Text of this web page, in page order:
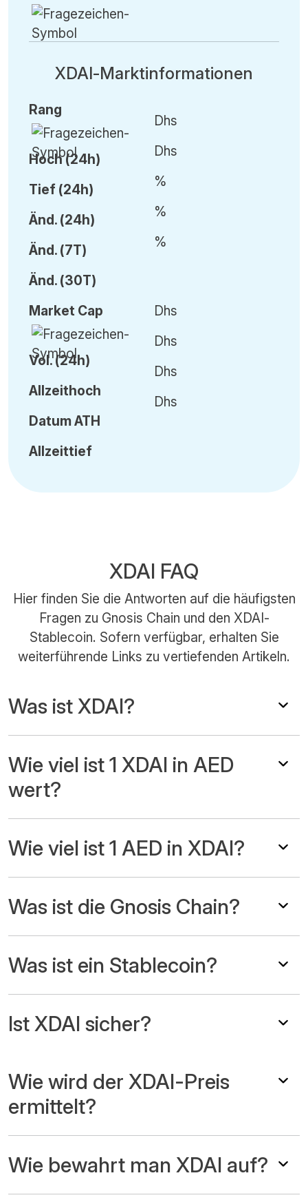
XDAI-Marktinformationen
Rang
Hoch (24h)
Tief (24h)
Änd. (24h)
Änd. (7T)
Änd. (30T)
Dhs
Dhs
%
%
%
Market Cap
Vol.(24h)
Allzeithoch
DatumATH
Allzeittief
Dhs
Dhs
Dhs
Dhs
XDAI FAQ
Hier finden Sie die Antworten auf die häufigsten
Fragen zu Gnosis Chain und den XDAI-
Stablecoin. Sofern verfügbar, erhalten Sie
weiterführende Links zu vertiefenden Artikeln.
Was ist XDAI?
Wie viel ist 1 XDAI in AED
wert?
Wie viel ist 1 AED in XDAI?
Was ist die Gnosis Chain?
Was ist ein Stablecoin?
Ist XDAI sicher?
Wie wird der XDAI-Preis
ermittelt?
Wie bewahrt man XDAI auf?